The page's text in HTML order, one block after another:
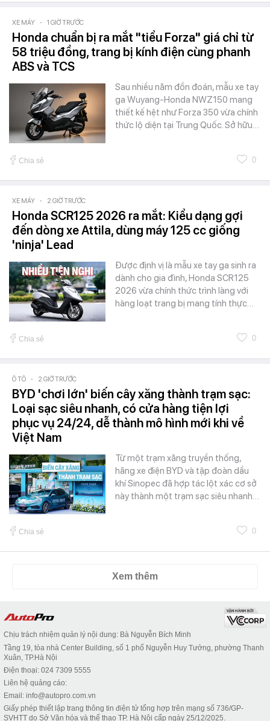
XE MÁY - 1 GIỜ TRƯỚC
Honda chuẩn bị ra mắt "tiểu Forza" giá chỉ từ
58 triệu đồng, trang bị kính điện cùng phanh
ABS và TCS
Sau nhiều năm đồn đoán, mẫu xe tay
ga Wuyang-Honda NWZ150 mang
thiết kế hệt như Forza 350 vừa chính
thức lộ diện tại Trung Quốc. Sở hữu…
Chia sẻ 0
XE MÁY - 2 GIỜ TRƯỚC
Honda SCR125 2026 ra mắt: Kiểu dạng gợi
đến dòng xe Attila, dùng máy 125 cc giống
'ninja' Lead
Được định vị là mẫu xe tay ga sinh ra
dành cho gia đình, Honda SCR125
2026 vừa chính thức trình làng với
hàng loạt trang bị mang tính thực…
Chia sẻ 0
Ô TÔ - 2 GIỜ TRƯỚC
BYD 'chơi lớn' biến cây xăng thành trạm sạc:
Loại sạc siêu nhanh, có cửa hàng tiện lợi
phục vụ 24/24, dễ thành mô hình mới khi về
Việt Nam
Từ một trạm xăng truyền thống,
hãng xe điện BYD và tập đoàn dầu
khí Sinopec đã hợp tác lột xác cơ sở
này thành một trạm sạc siêu nhanh…
Chia sẻ 0
Xem thêm
Chịu trách nhiệm quản lý nội dung: Bà Nguyễn Bích Minh
Tầng 19, tòa nhà Center Building, số 1 phố Nguyễn Huy Tưởng, phường Thanh
Xuân, TP.Hà Nội
Điện thoại: 024 7309 5555
Liên hệ quảng cáo:
Email: info@autopro.com.vn
Giấy phép thiết lập trang thông tin điện tử tổng hợp trên mạng số 736/GP-
SVHTT do Sở Văn hóa và thể thao TP. Hà Nội cấp ngày 25/12/2025.